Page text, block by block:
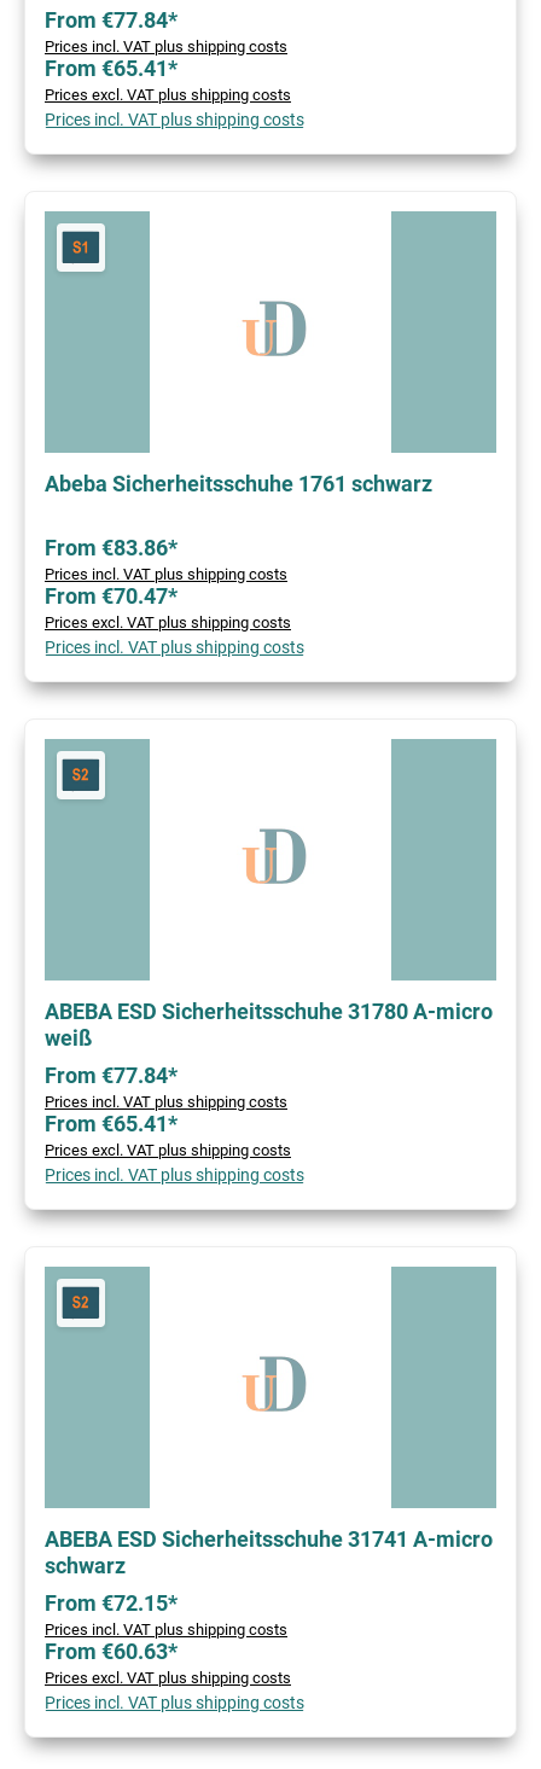
From €77.84*
Prices incl. VAT plus shipping costs
From €65.41*
Prices excl. VAT plus shipping costs
Prices incl. VAT plus shipping costs
Abeba Sicherheitsschuhe 1761 schwarz
From €83.86*
Prices incl. VAT plus shipping costs
From €70.47*
Prices excl. VAT plus shipping costs
Prices incl. VAT plus shipping costs
ABEBA ESD Sicherheitsschuhe 31780 A-micro
weiß
From €77.84*
Prices incl. VAT plus shipping costs
From €65.41*
Prices excl. VAT plus shipping costs
Prices incl. VAT plus shipping costs
ABEBA ESD Sicherheitsschuhe 31741 A-micro
schwarz
From €72.15*
Prices incl. VAT plus shipping costs
From €60.63*
Prices excl. VAT plus shipping costs
Prices incl. VAT plus shipping costs